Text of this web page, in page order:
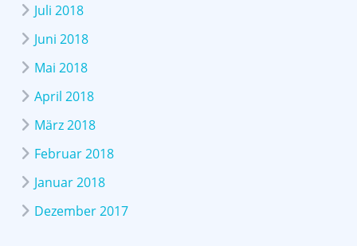
Juli 2018
Juni 2018
Mai 2018
April 2018
März 2018
Februar 2018
Januar 2018
Dezember 2017